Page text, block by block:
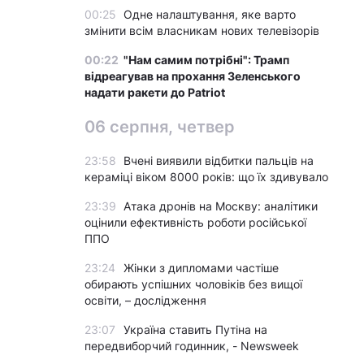
00:25 Одне налаштування, яке варто
змінити всім власникам нових телевізорів
00:22 "Нам самим потрібні": Трамп
відреагував на прохання Зеленського
надати ракети до Patriot
06 серпня, четвер
23:58
Вчені виявили відбитки пальців на
кераміці віком 8000 років: що їх здивувало
23:39
Атака дронів на Москву: аналітики
оцінили ефективність роботи російської
ППО
23:24
Жінки з дипломами частіше
обирають успішних чоловіків без вищої
освіти, – дослідження
23:07
Україна ставить Путіна на
передвиборчий годинник, - Newsweek